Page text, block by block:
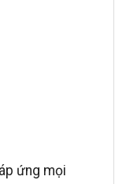
ứng mọi